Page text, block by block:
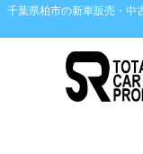
千葉県柏市の新車販売・中